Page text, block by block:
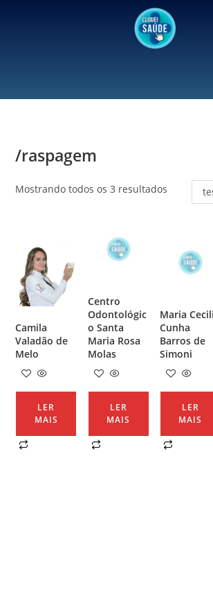
/raspagem
Mostrando todos os 3 resultados
Camila
Valadão de
Melo
LER
MAIS
Centro
Odontológic
o Santa
Maria Rosa
Molas
LER
MAIS
Maria
Cunha
Barros de
Simoni
LER
MAIS